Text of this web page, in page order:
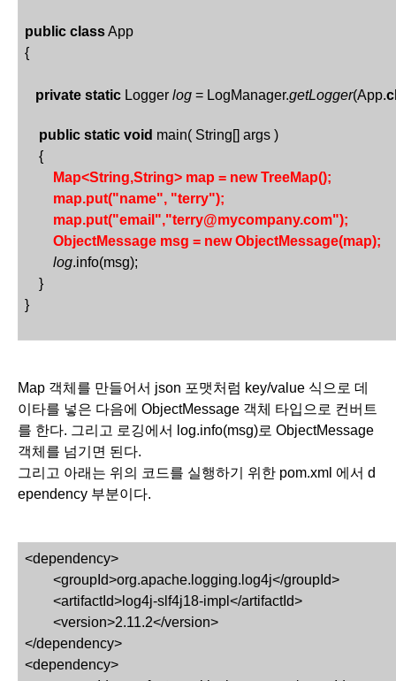
public class App
{
private static Logger log = LogManager.getLogger(App.
public static void main( String[] args )
{
Map<String,String> map = new TreeMap();
map.put("name", "terry");
map.put("email","terry@mycompany.com");
ObjectMessage msg = new ObjectMessage(map);
log.info(msg);
}
}
Map 객체를 만들어서 json 포맷처럼 key/value 식으로 데
이타를 넣은 다음에 ObjectMessage 객체 타입으로 컨버트
를 한다. 그리고 로깅에서 log.info(msg)로 ObjectMessage
객체를 넘기면 된다.
그리고 아래는 위의 코드를 실행하기 위한 pom.xml 에서 d
ependency 부분이다.
<dependency>
<groupId>org.apache.logging.log4j</groupId>
<artifactId>log4j-slf4j18-impl</artifactId>
<version>2.11.2</version>
</dependency>
<dependency>